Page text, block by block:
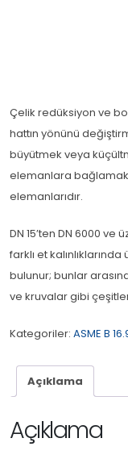
Çelik redüksiyon ve
hattın yönünü
büyütmek veya
elemanlara bağlamak
elemanlarıdır.
DN 15’ten DN 6000 ve
farklı et
bulunur; bunlar
ve kruvalar gibi
Kategoriler: ASME B
Açıklama
Açıklama